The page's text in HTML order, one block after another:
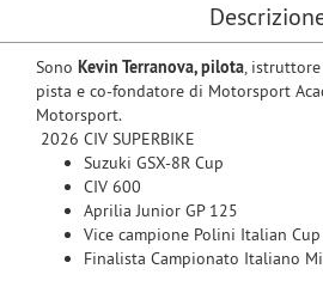
Sono Kevin Terranova, pilota,
pista e co-fondatore di Motorsport
Motorsport.
2026 CIV SUPERBIKE
Suzuki GSX-8R Cup
CIV 600
Aprilia Junior GP 125
Vice campione Polini Italian Cup
Finalista Campionato Italiano